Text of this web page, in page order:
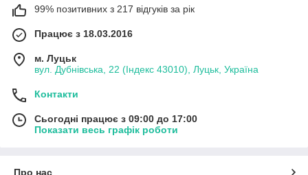
99% позитивних з 217 відгуків за рік
Працює з 18.03.2016
м. Луцьк
вул. Дубнівська, 22 (Індекс 43010), Луцьк, Україна
Контакти
Сьогодні працює з 09:00 до 17:00
Показати весь графік роботи
Про нас